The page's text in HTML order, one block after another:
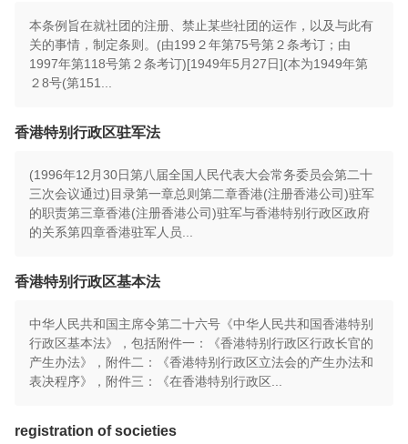
本条例旨在就社团的注册、禁止某些社团的运作，以及与此有
关的事情，制定条则。(由199２年第75号第２条考订；由
1997年第118号第２条考订)[1949年5月27日](本为1949年第
２8号(第151...
香港特别行政区驻军法
(1996年12月30日第八届全国人民代表大会常务委员会第二十
三次会议通过)目录第一章总则第二章香港(注册香港公司)驻军
的职责第三章香港(注册香港公司)驻军与香港特别行政区政府
的关系第四章香港驻军人员...
香港特别行政区基本法
中华人民共和国主席令第二十六号《中华人民共和国香港特别
行政区基本法》，包括附件一：《香港特别行政区行政长官的
产生办法》，附件二：《香港特别行政区立法会的产生办法和
表决程序》，附件三：《在香港特别行政区...
registration of societies